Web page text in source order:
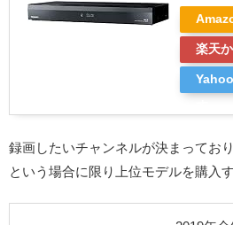
楽天
録画したいチャンネルが決まってお
という場合に限り上位モデルを購入